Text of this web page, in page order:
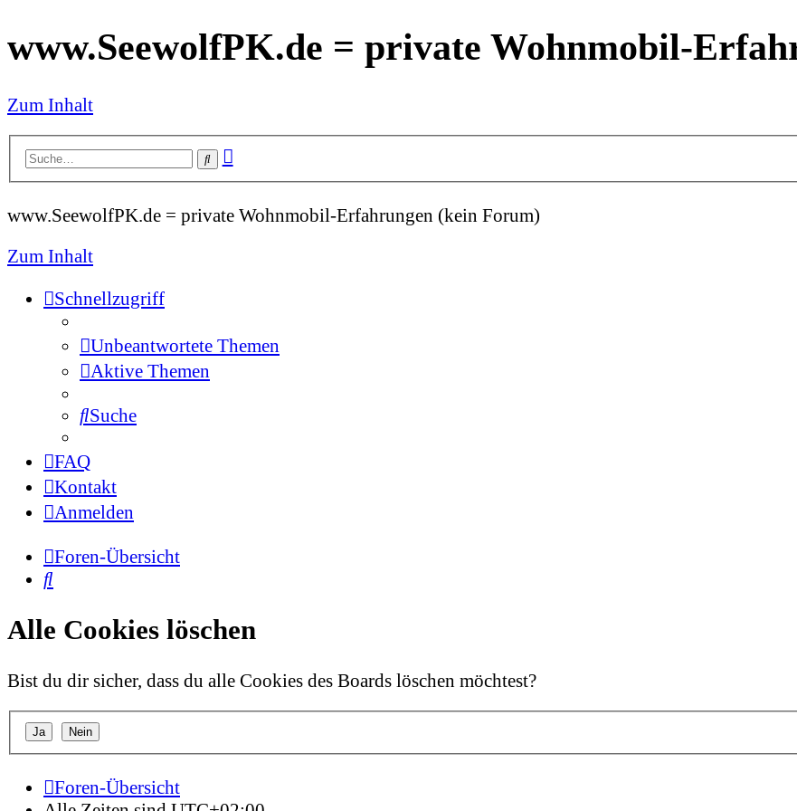
www.SeewolfPK.de = private Wohnmobil-
Zum Inhalt
SucheErweiterte
www.SeewolfPK.de = private Wohnmobil-Erfahrungen (kein Forum)
Zum Inhalt
Schnellzugriff
Unbeantwortete Themen
Aktive Themen
Suche
FAQ
Kontakt
Anmelden
Foren-Übersicht
Alle Cookies löschen
Bist du dir sicher, dass du alle Cookies des Boards löschen möchtest?
Foren-Übersicht